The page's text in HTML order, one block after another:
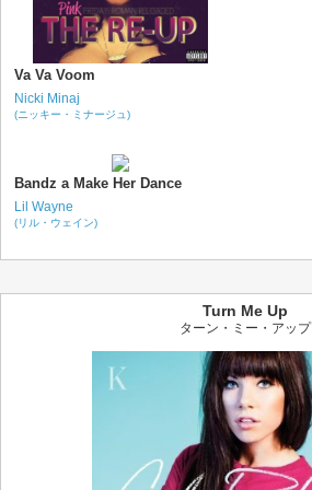
Va Va Voom
Nicki Minaj
(ニッキー・ミナージュ)
Bandz a Make Her Dance
Lil Wayne
(リル・ウェイン)
Turn Me Up
ターン・ミー・アップ